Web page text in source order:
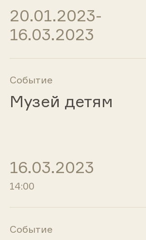
20.01.2023-
16.03.2023
Событие
Музей детям
16.03.2023
14:00
Событие